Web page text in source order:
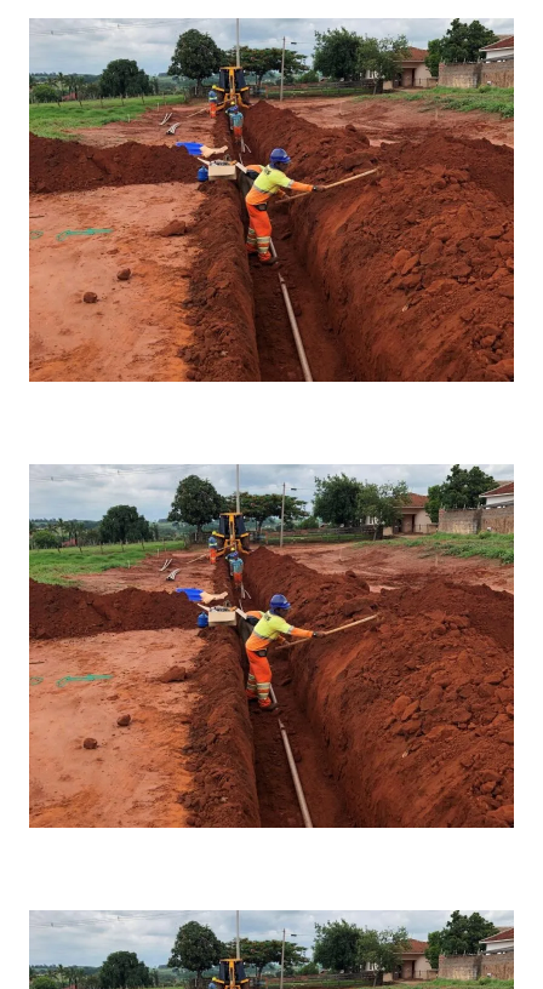
Empresa de loteamento urbano
Empresa de pavimentação em ribeirão preto
Empresa de pavimentação em são paulo
Empresa de pavimentação sp
Empresa que faz pavimentação
Empresa que faz terraplanagem
Empresa de recapeamento de asfalto
Empresa de saneamento
Empresa de terraplanagem em bauru
Empresa de terraplanagem em ribeirão preto
Empresa de terraplanagem em são paulo
Empresa de terraplenagem e pavimentação
Empresas de construção civil estradas
Empresas de infraestrutura construção civil
Empresas de obras de infraestrutura
Empresas de recapeamento
Estação elevatória de esgoto projeto
Fachada de muro de condominio